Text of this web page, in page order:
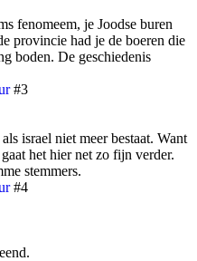
fenomeem, je Joodse buren
provincie had je de boeren die
boden. De geschiedenis
#3
israel niet meer bestaat. Want
het hier net zo fijn verder.
stemmers.
#4